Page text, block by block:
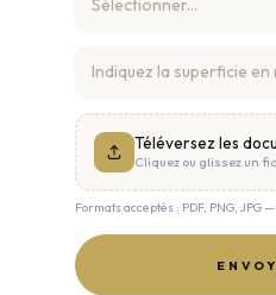
Téléversez les
Cliquez ou glissez un
Formats acceptés : PDF, PNG, JPG —